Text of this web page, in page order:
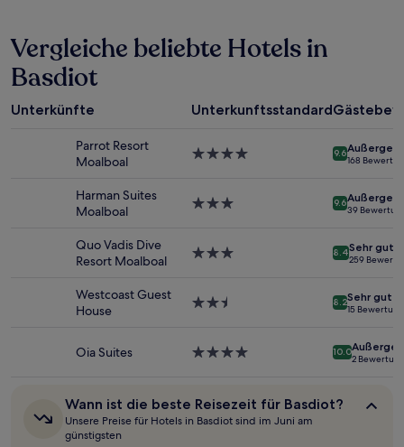
den
letzten
24 Stunden
für
einen
1 Übernachtung
Verfügbarkeiten
Vergleiche beliebte Hotels in
Basdiot
Unterkünfte Unterkunftsstandard
Parrot Resort
Moalboal
4.0-
9.6
168
Harman Suites
Moalboal
3.0-
9.6
39
Quo Vadis Dive
Resort Moalboal
3.0-
8.4Sehr gut
259
Westcoast Guest
House
2.5-
8.2Sehr gut
15
Oia Suites
4.0-
10.0
2
Wann
ist
die
Wann ist die beste Reisezeit für Basdiot?
Unsere Preise für Hotels in Basdiot sind im Juni am
günstigsten